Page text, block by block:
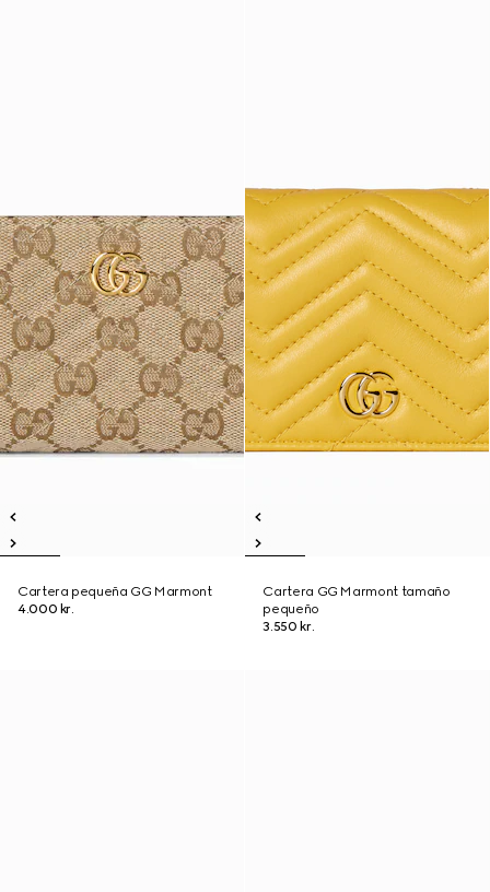
Cartera pequeña GG Marmont
4.000 kr.
Cartera GG Marmont tamaño
pequeño
3.550 kr.